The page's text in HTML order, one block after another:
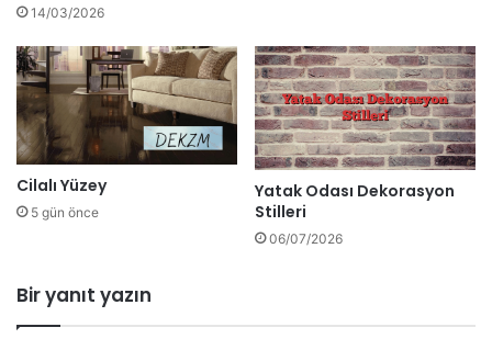
14/03/2026
Cilalı Yüzey
5 gün önce
Yatak Odası Dekorasyon
Stilleri
06/07/2026
Bir yanıt yazın